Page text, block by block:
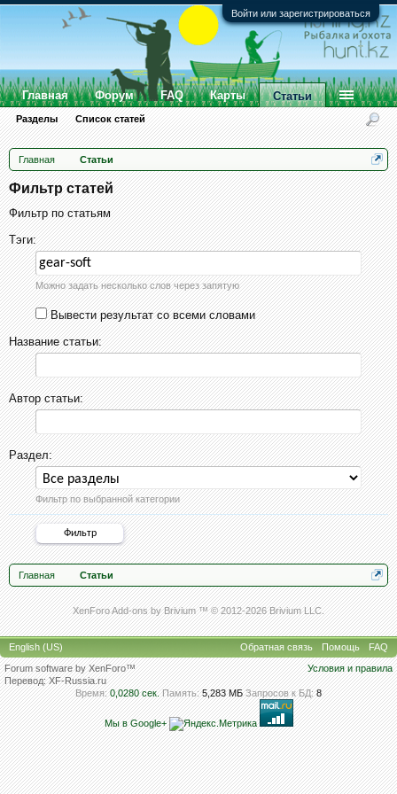
Войти или зарегистрироваться
Главная Статьи
Фильтр статей
Фильтр по статьям
Тэги:
Можно задать несколько слов через запятую
Вывести результат со всеми словами
Название статьи:
Автор статьи:
Раздел:
Фильтр по выбранной категории
Главная Статьи
XenForo Add-ons by Brivium ™ © 2012-2026 Brivium LLC.
Главная Форум FAQ Карты Статьи
Разделы Список статей
English (US) Обратная связь Помощь
FAQ
Условия и правила
Forum software by XenForo™
Перевод:XF-Russia.ru
Время: 0,0280 сек. Память: 5,283 МБ Запросов к БД: 8
Мы в Google+